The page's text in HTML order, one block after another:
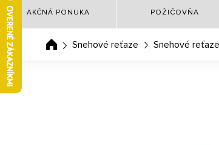
AKČNÁ PONUKA POŽIČOVŇA
Snehové reťaze Snehové